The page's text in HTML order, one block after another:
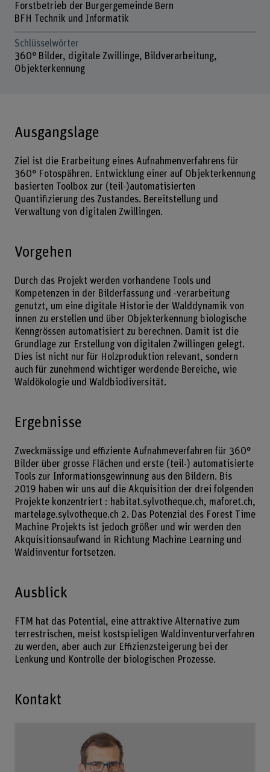
Forstbetrieb der Burgergemeinde Bern
BFH Technik und Informatik
Schlüsselwörter
360° Bilder, digitale Zwillinge, Bildverarbeitung,
Objekterkennung
Ausgangslage
Ziel ist die Erarbeitung eines Aufnahmenverfahrens für
360° Fotospähren. Entwicklung einer auf Objekterkennung
basierten Toolbox zur (teil-)automatisierten
Quantifizierung des Zustandes. Bereitstellung und
Verwaltung von digitalen Zwillingen.
Vorgehen
Durch das Projekt werden vorhandene Tools und
Kompetenzen in der Bilderfassung und -verarbeitung
genutzt, um eine digitale Historie der Walddynamik von
innen zu erstellen und über Objekterkennung biologische
Kenngrössen automatisiert zu berechnen. Damit ist die
Grundlage zur Erstellung von digitalen Zwillingen gelegt.
Dies ist nicht nur für Holzproduktion relevant, sondern
auch für zunehmend wichtiger werdende Bereiche, wie
Waldökologie und Waldbiodiversität.
Ergebnisse
Zweckmässige und effiziente Aufnahmeverfahren für 360°
Bilder über grosse Flächen und erste (teil-) automatisierte
Tools zur Informationsgewinnung aus den Bildern. Bis
2019 haben wir uns auf die Akquisition der drei folgenden
Projekte konzentriert : habitat.sylvotheque.ch, maforet.ch,
martelage.sylvotheque.ch 2. Das Potenzial des Forest Time
Machine Projekts ist jedoch größer und wir werden den
Akquisitionsaufwand in Richtung Machine Learning und
Waldinventur fortsetzen.
Ausblick
FTM hat das Potential, eine attraktive Alternative zum
terrestrischen, meist kostspieligen Waldinventurverfahren
zu werden, aber auch zur Effizienzsteigerung bei der
Lenkung und Kontrolle der biologischen Prozesse.
Kontakt